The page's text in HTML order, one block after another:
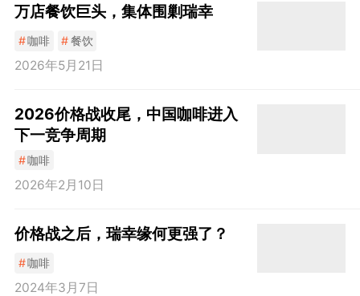
万店餐饮巨头，集体围剿瑞幸
#咖啡 #餐饮
2026年5月21日
2026价格战收尾，中国咖啡进入
下一竞争周期
#咖啡
2026年2月10日
价格战之后，瑞幸缘何更强了？
#咖啡
2024年3月7日